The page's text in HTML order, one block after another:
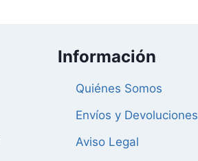
Información
Quiénes Somos
Envíos y Devoluciones
Aviso Legal